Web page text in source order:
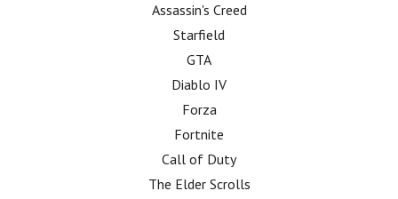
Assassin's Creed
Starfield
GTA
Diablo IV
Forza
Fortnite
Call of Duty
The Elder Scrolls